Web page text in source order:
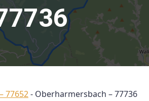
77652- Oberharmersbach – 77736